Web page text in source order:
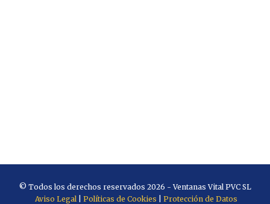
© Todos los derechos reservados 2026 - Ventanas Vital PVC SL
Aviso Legal| Políticas de Cookies Protección de Datos